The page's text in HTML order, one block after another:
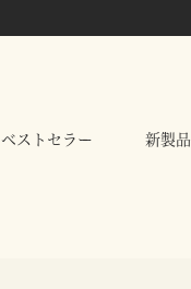
ベストセラー 新製品